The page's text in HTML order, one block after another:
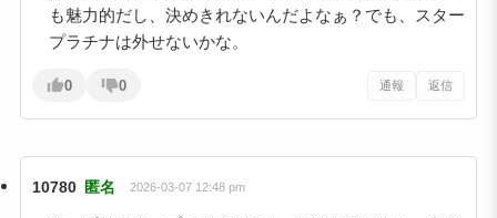
も魅力的だし、決めきれないんだよなぁ？でも、スター
プラチナは外せないかな。
0 0 通報 返信
10780 匿名 2026-03-07 12:48 pm